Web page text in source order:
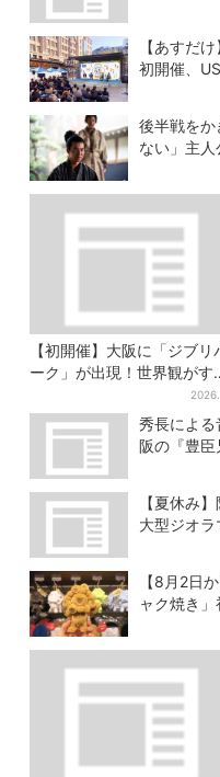
【あすだ
初開催、
後半戦をか
ない」主
【初開催】大阪に「ジブリ
ーク」が出現！世界観がす
い…細かな仕掛け＆巨大フ
トスポットに注目秀長によ
阪の『豊
【夏休み
大型ジオ
【8月2日
ャク焼き